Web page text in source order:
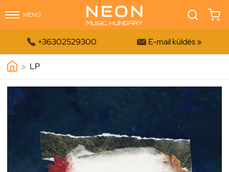
MENÜ
 +36302529300  E-mail küldés »
» LP